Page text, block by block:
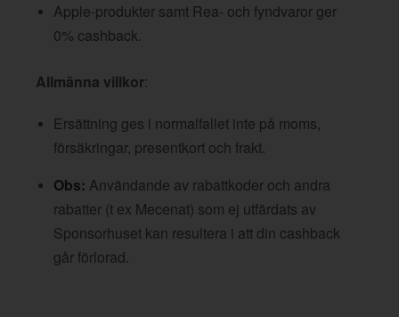
Apple-produkter samt Rea- och fyndvaror ger
0% cashback.
Allmänna villkor:
Ersättning ges i normalfallet inte på moms,
försäkringar, presentkort och frakt.
Obs: Användande av rabattkoder och andra
rabatter (t ex Mecenat) som ej utfärdats av
Sponsorhuset kan resultera i att din cashback
går förlorad.